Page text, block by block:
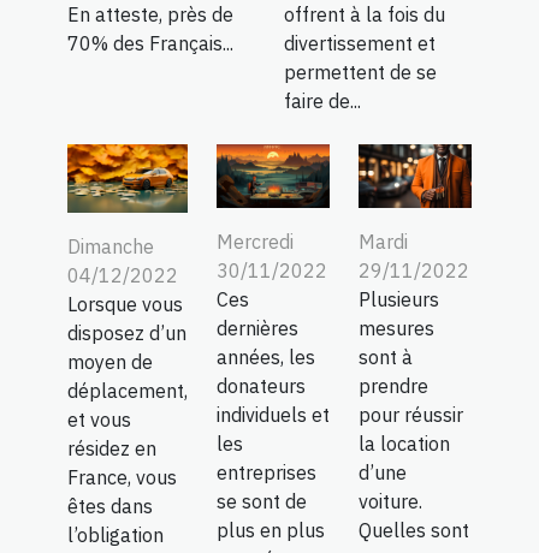
En atteste, près de
70% des Français...
offrent à la fois du
divertissement et
permettent de se
faire de...
Dimanche
04/12/2022
Lorsque vous
disposez d’un
moyen de
déplacement,
et vous
résidez en
France, vous
êtes dans
l’obligation
Mercredi
30/11/2022
Ces
dernières
années, les
donateurs
individuels et
les
entreprises
se sont de
plus en plus
Mardi
29/11/2022
Plusieurs
mesures
sont à
prendre
pour réussir
la location
d’une
voiture.
Quelles sont